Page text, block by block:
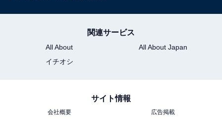
関連サービス
All About
All About Japan
イチオシ
サイト情報
会社概要
広告掲載